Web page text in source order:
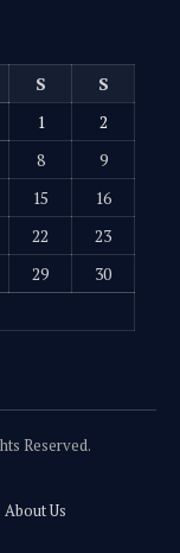
S
S
1
2
8
9
15
16
22
23
29
30
Reserved.
About Us